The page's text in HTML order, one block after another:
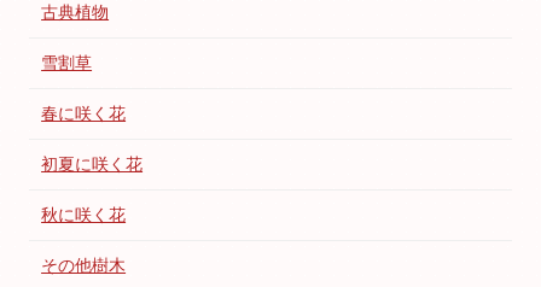
古典植物
雪割草
春に咲く花
初夏に咲く花
秋に咲く花
その他樹木